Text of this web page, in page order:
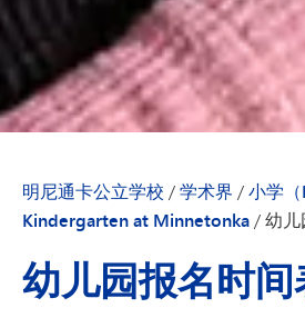
明尼通卡公立学校 /学术界 /小学（
Kindergarten at Minnetonka/幼
幼儿园报名时